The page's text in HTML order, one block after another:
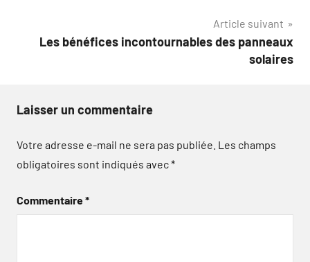
Article suivant
Les bénéfices incontournables des panneaux
solaires
Laisser un commentaire
Votre adresse e-mail ne sera pas publiée. Les champs
obligatoires sont indiqués avec*
Commentaire*